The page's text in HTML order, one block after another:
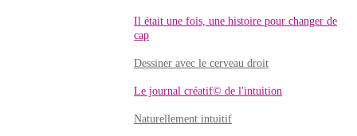
Il était une fois, une histoire pour changer de
cap
Dessiner avec le cerveau droit
Le journal créatif© de l'intuition
Naturellement intuitif